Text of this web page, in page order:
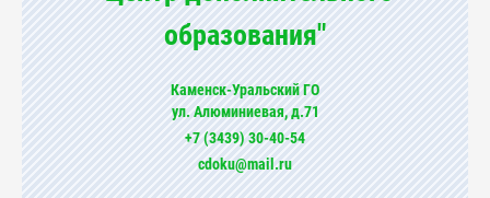
образования"
Каменск-Уральский ГО
ул. Алюминиевая, д.71
+7 (3439) 30-40-54
cdoku@mail.ru